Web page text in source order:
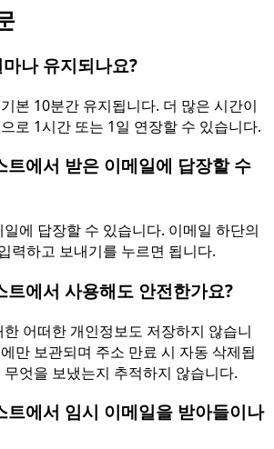
나 유지되나요?
본 10분간 유지됩니다. 더 많은 시간이
로 1시간 또는 1일 연장할 수 있습니다.
트에서 받은 이메일에 답장할 수
에 답장할 수 있습니다. 이메일 하단의
력하고 보내기를 누르면 됩니다.
트에서 사용해도 안전한가요?
어떠한 개인정보도 저장하지 않습니
만 보관되며 주소 만료 시 자동 삭제됩
엇을 보냈는지 추적하지 않습니다.
트에서 임시 이메일을 받아들이나